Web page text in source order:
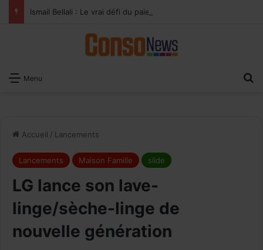
Menu
Accueil / Lancements
Lancements Maison Famille slide
LG lance son lave-
linge/sèche-linge de
nouvelle génération
Recevoir notre